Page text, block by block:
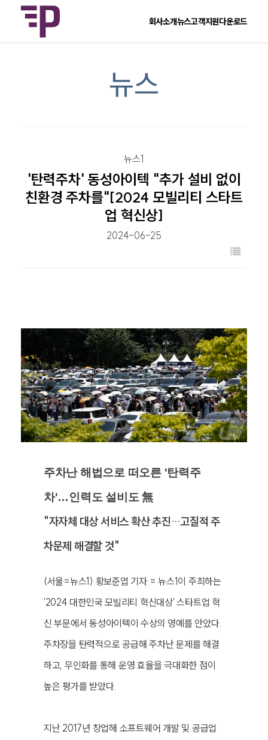
회사소개뉴스고객지원다운로드
뉴스
뉴스1
'탄력주차' 동성아이텍 "추가 설비 없이
친환경 주차를"[2024 모빌리티 스타트
업 혁신상]
2024-06-25
주차난 해법으로 떠오른 '탄력주
차'…인력도 설비도 無
"자자체 대상 서비스 확산 추진…고질적 주
차문제 해결할 것"
(서울=뉴스1) 황보준엽 기자 = 뉴스1이 주최하는
'2024 대한민국 모빌리티 혁신대상' 스타트업 혁
신 부문에서 동성아이텍이 수상의 영예를 안았다.
주차장을 탄력적으로 공급해 주차난 문제를 해결
하고, 무인화를 통해 운영 효율을 극대화한 점이
높은 평가를 받았다.
지난 2017년 창업해 소프트웨어 개발 및 공급업